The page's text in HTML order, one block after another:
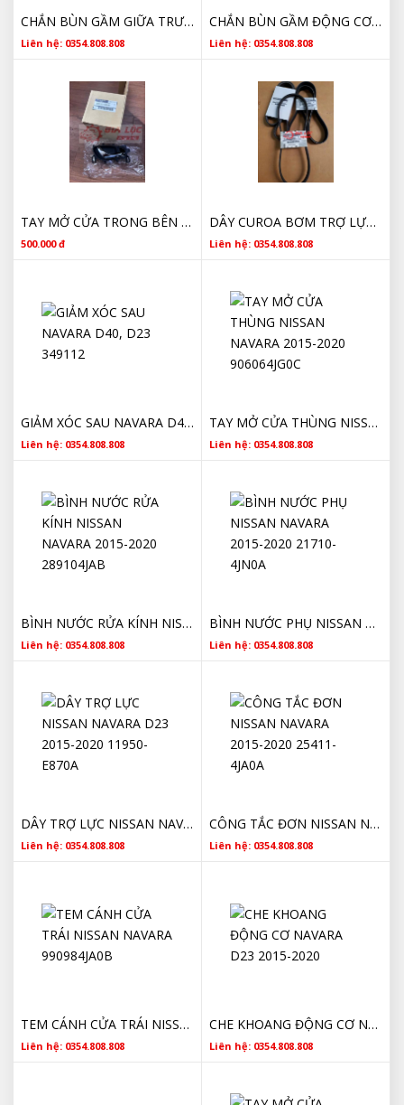
CHẮN BÙN GẦM GIỮA TRƯỚC NISSAN NAVARA CHÍNH HÃNG
Liên hệ: 0354.808.808
CHẮN BÙN GẦM ĐỘNG CƠ NISSAN NAVARA CHÍNH HÃNG
Liên hệ: 0354.808.808
TAY MỞ CỬA TRONG BÊN PHỤ NISSAN NAVARA CHÍNH HÃNG
500.000 đ
DÂY CUROA BƠM TRỢ LỰC NISSAN NAVARA 2010 11950EB70A
Liên hệ: 0354.808.808
GIẢM XÓC SAU NAVARA D40, D23 349112
Liên hệ: 0354.808.808
TAY MỞ CỬA THÙNG NISSAN NAVARA 2015-2020 906064JG0C
Liên hệ: 0354.808.808
BÌNH NƯỚC RỬA KÍNH NISSAN NAVARA 2015-2020 289104JAB
Liên hệ: 0354.808.808
BÌNH NƯỚC PHỤ NISSAN NAVARA 2015-2020 21710-4JN0A
Liên hệ: 0354.808.808
DÂY TRỢ LỰC NISSAN NAVARA D23 2015-2020 11950-E870A
Liên hệ: 0354.808.808
CÔNG TẮC ĐƠN NISSAN NAVARA 2015-2020 25411-4JA0A
Liên hệ: 0354.808.808
TEM CÁNH CỬA TRÁI NISSAN NAVARA 990984JA0B
Liên hệ: 0354.808.808
CHE KHOANG ĐỘNG CƠ NAVARA D23 2015-2020
Liên hệ: 0354.808.808